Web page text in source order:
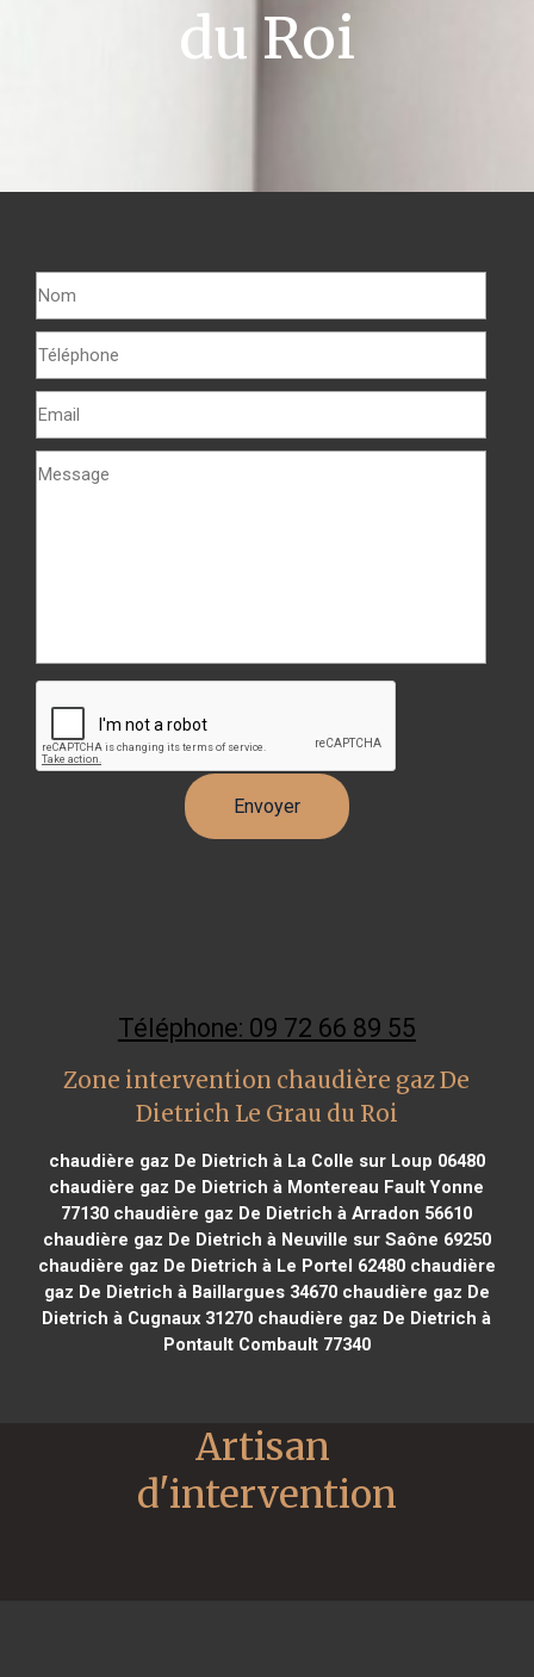
du Roi
Téléphone: 09 72 66 89 55
Zone intervention chaudière gaz De
Dietrich Le Grau du Roi
chaudière gaz De Dietrich à La Colle sur Loup 06480
chaudière gaz De Dietrich à Montereau Fault Yonne
77130 chaudière gaz De Dietrich à Arradon 56610
chaudière gaz De Dietrich à Neuville sur Saône 69250
chaudière gaz De Dietrich à Le Portel 62480chaudière
gaz De Dietrich à Baillargues 34670chaudière gaz De
Dietrich à Cugnaux 31270 chaudière gaz De Dietrich à
Pontault Combault 77340
Artisan
d'intervention